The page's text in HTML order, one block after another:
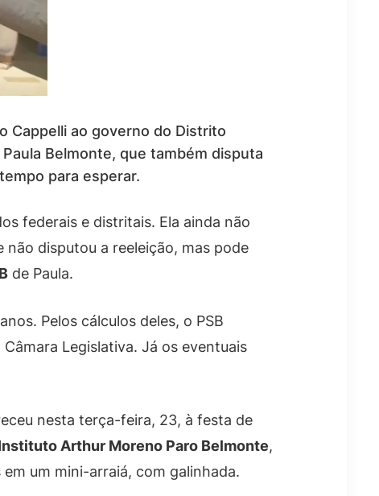
Cappelli ao governo do Distrito
Belmonte, que também disputa
para esperar.
federais e distritais. Ela ainda não
não disputou a reeleição, mas pode
de Paula.
Pelos cálculos deles, o PSB
Legislativa. Já os eventuais
nesta terça-feira, 23, à festa de
Arthur Moreno Paro Belmonte,
um mini-arraiá, com galinhada.